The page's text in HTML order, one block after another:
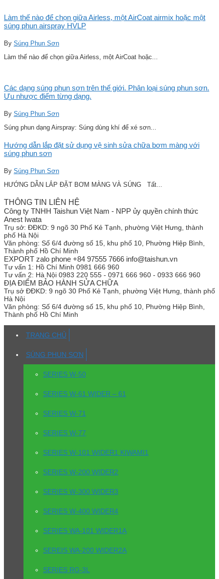
Làm thế nào để chọn giữa Airless, một AirCoat airmix hoặc một
súng phun airspray HVLP
By Súng Phun Sơn
Làm thế nào để chọn giữa Airless, một AirCoat hoặc...
Các dạng súng phun sơn trên thế giới. Phân loại súng phun sơn.
Ưu nhược điểm từng dạng.
By Súng Phun Sơn
Súng phun dạng Airspray: Súng dùng khí để xé sơn...
Hướng dẫn lắp đặt sử dụng vệ sinh sửa chữa bơm màng với
súng phun sơn
By Súng Phun Sơn
HƯỚNG DẪN LẮP ĐẶT BƠM MÀNG VÀ SÚNG Tất...
THÔNG TIN LIÊN HỆ
Công ty TNHH Taishun Việt Nam - NPP ủy quyền chính thức
Anest Iwata
Trụ sở: ĐĐKD: 9 ngõ 30 Phố Kẻ Tạnh, phường Việt Hưng, thành
phố Hà Nội
Văn phòng: Số 6/4 đường số 15, khu phố 10, Phường Hiệp Bình,
Thành phố Hồ Chí Minh
EXPORT zalo phone +84 97555 7666 info@taishun.vn
Tư vấn 1: Hồ Chí Minh 0981 666 960
Tư vấn 2: Hà Nội 0983 220 555 - 0971 666 960 - 0933 666 960
ĐỊA ĐIỂM BẢO HÀNH SỬA CHỮA
Trụ sở ĐĐKD: 9 ngõ 30 Phố Kẻ Tạnh, phường Việt Hưng, thành phố
Hà Nội
Văn phòng: Số 6/4 đường số 15, khu phố 10, Phường Hiệp Bình,
Thành phố Hồ Chí Minh
TRANG CHỦ
SÚNG PHUN SƠN
SERIES W-50
SERIES W-61 WIDER – 61
SERIES W-71
SERIES W-77
SERIES W-101 WIDER1 KIWAMI1
SERIES W-200 WIDER2
SERIES W-300 WIDER3
SERIES W-400 WIDER4
SERIES WA-101 WIDER1A
SEREIS WA-200 WIDER2A
SERIES RG-3L